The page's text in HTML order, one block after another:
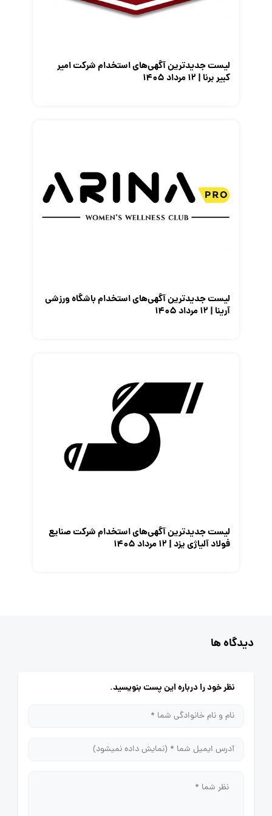
لیست جدیدترین آگهی‌های استخدام شرکت امیر
کبیر برنا | ۱۲ مرداد ۱۴۰۵
لیست جدیدترین آگهی‌های استخدام باشگاه ورزشی
آرینا | ۱۲ مرداد ۱۴۰۵
لیست جدیدترین آگهی‌های استخدام شرکت صنایع
فولاد آلیاژی یزد | ۱۲ مرداد ۱۴۰۵
دیدگاه ها
نظر خود را درباره این پست بنویسید.